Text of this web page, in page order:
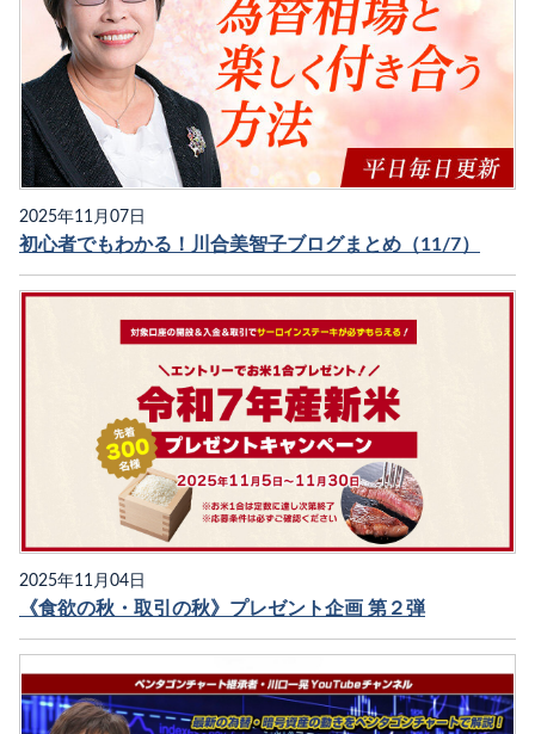
2025年11月07日
初心者でもわかる！川合美智子ブログまとめ（11/7）
2025年11月04日
《食欲の秋・取引の秋》プレゼント企画 第２弾